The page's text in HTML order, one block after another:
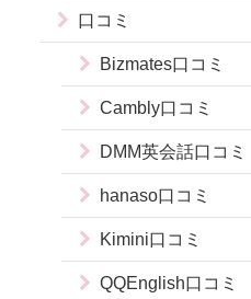
口コミ
Bizmates口コミ
Cambly口コミ
DMM英会話口コミ
hanaso口コミ
Kimini口コミ
QQEnglish口コミ